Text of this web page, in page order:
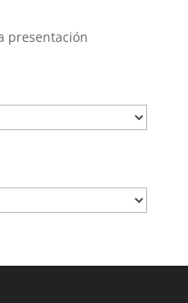
presentación